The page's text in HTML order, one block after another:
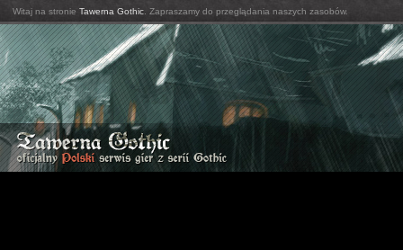
Witaj na stronie Tawerna Gothic . Zapraszamy do przeglądania naszych zasobów.